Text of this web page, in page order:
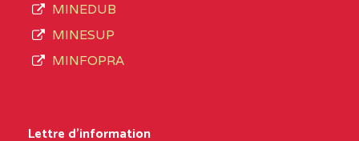
MINEDUB
MINESUP
MINFOPRA
Lettre d'information